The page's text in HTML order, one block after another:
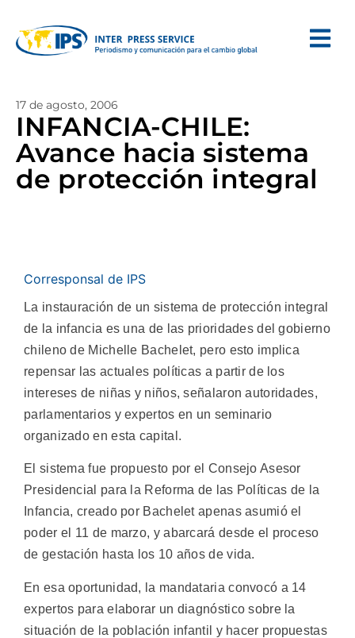
17 de agosto, 2006
INFANCIA-CHILE:
Avance hacia sistema
de protección integral
Corresponsal de IPS
La instauración de un sistema de protección integral
de la infancia es una de las prioridades del gobierno
chileno de Michelle Bachelet, pero esto implica
repensar las actuales políticas a partir de los
intereses de niñas y niños, señalaron autoridades,
parlamentarios y expertos en un seminario
organizado en esta capital.
El sistema fue propuesto por el Consejo Asesor
Presidencial para la Reforma de las Políticas de la
Infancia, creado por Bachelet apenas asumió el
poder el 11 de marzo, y abarcará desde el proceso
de gestación hasta los 10 años de vida.
En esa oportunidad, la mandataria convocó a 14
expertos para elaborar un diagnóstico sobre la
situación de la población infantil y hacer propuestas